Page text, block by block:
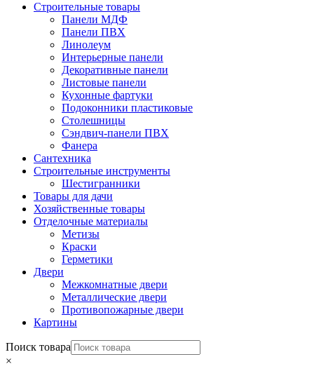
Строительные товары
Панели МДФ
Панели ПВХ
Линолеум
Интерьерные панели
Декоративные панели
Листовые панели
Кухонные фартуки
Подоконники пластиковые
Столешницы
Сэндвич-панели ПВХ
Фанера
Сантехника
Строительные инструменты
Шестигранники
Товары для дачи
Хозяйственные товары
Отделочные материалы
Метизы
Краски
Герметики
Двери
Межкомнатные двери
Металлические двери
Противопожарные двери
Картины
Поиск товара
×